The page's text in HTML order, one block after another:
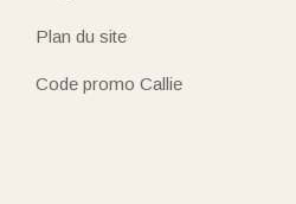
Plan du site
Code promo Callie